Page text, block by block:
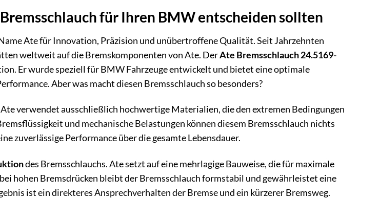
für Ihren BMW entscheiden sollten
Ate für Innovation, Präzision und unübertroffene Qualität. Seit Jahrzehnten
weltweit auf die Bremskomponenten von Ate. DerAte Bremsschlauch 24.5169-
Er wurde speziell für BMW Fahrzeuge entwickelt und bietet eine optimale
Aber was macht diesen Bremsschlauch so besonders?
verwendet ausschließlich hochwertige Materialien, die den extremen Bedingungen
und mechanische Belastungen können diesem Bremsschlauch nichts
zuverlässige Performance über die gesamte Lebensdauer.
des Bremsschlauchs. Ate setzt auf eine mehrlagige Bauweise, die für maximale
hohen Bremsdrücken bleibt der Bremsschlauch formstabil und gewährleistet eine
ist ein direkteres Ansprechverhalten der Bremse und ein kürzerer Bremsweg.